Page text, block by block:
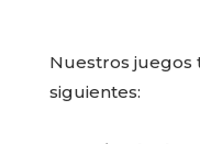
Nuestros juegos
siguientes: